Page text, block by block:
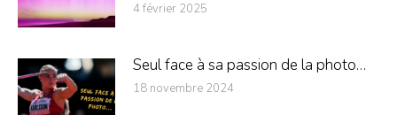
4 février 2025
Seul face à sa passion de la photo…
18 novembre 2024